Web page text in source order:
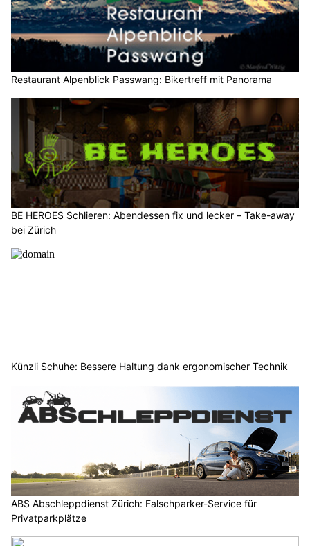
Restaurant Alpenblick Passwang: Bikertreff mit Panorama
BE HEROES Schlieren: Abendessen fix und lecker – Take-away
bei Zürich
Künzli Schuhe: Bessere Haltung dank ergonomischer Technik
ABS Abschleppdienst Zürich: Falschparker-Service für
Privatparkplätze